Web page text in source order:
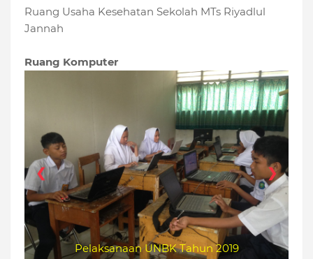
Ruang Usaha Kesehatan Sekolah MTs Riyadlul
Jannah
Ruang Komputer
Pelaksanaan UNBK Tahun 2019
❮ ❯